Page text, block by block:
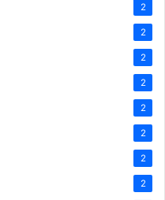
2
2
2
2
2
2
2
2